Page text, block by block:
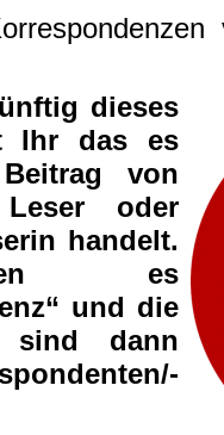
dieses
Ihr das es
von
oder
handelt.
es
und die
sind dann